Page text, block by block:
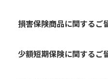
有するイオン銀行の生命
加入をご検討される際に
損害保険商品に関するご
する損害保険募集人にご
少額短期保険に関するご